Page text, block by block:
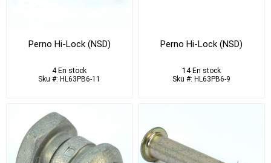
Perno Hi-Lock (NSD)
4 En stock
Sku #: HL63PB6-11
Perno Hi-Lock (NSD)
14 En stock
Sku #: HL63PB6-9